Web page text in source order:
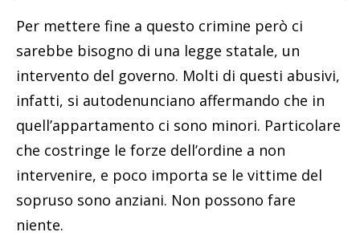
Per mettere fine a questo crimine però ci
sarebbe bisogno di una legge statale, un
intervento del governo. Molti di questi abusivi,
infatti, si autodenunciano affermando che in
quell’appartamento ci sono minori. Particolare
che costringe le forze dell’ordine a non
intervenire, e poco importa se le vittime del
sopruso sono anziani. Non possono fare
niente.